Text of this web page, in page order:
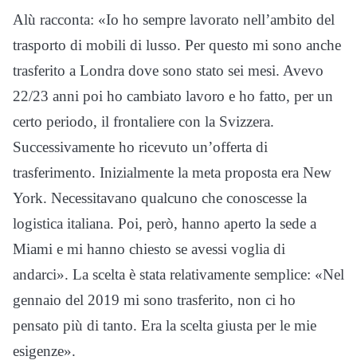
Alù racconta: «Io ho sempre lavorato nell’ambito del
trasporto di mobili di lusso. Per questo mi sono anche
trasferito a Londra dove sono stato sei mesi. Avevo
22/23 anni poi ho cambiato lavoro e ho fatto, per un
certo periodo, il frontaliere con la Svizzera.
Successivamente ho ricevuto un’offerta di
trasferimento. Inizialmente la meta proposta era New
York. Necessitavano qualcuno che conoscesse la
logistica italiana. Poi, però, hanno aperto la sede a
Miami e mi hanno chiesto se avessi voglia di
andarci». La scelta è stata relativamente semplice: «Nel
gennaio del 2019 mi sono trasferito, non ci ho
pensato più di tanto. Era la scelta giusta per le mie
esigenze».